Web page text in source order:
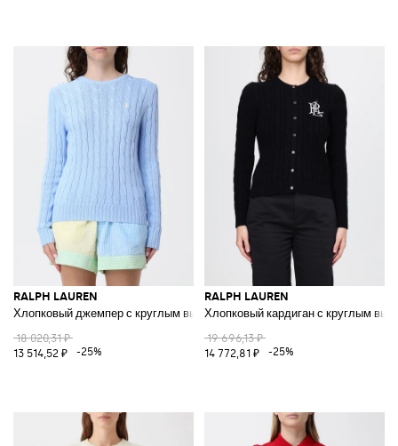
RALPH LAUREN
Хлопковый джемпер с круглым вырезом
18 020,31 ₽
13 514,52 ₽
-25%
RALPH LAUREN
Хлопковый кардиган с круглым
19 696,13 ₽
14 772,81 ₽
-25%